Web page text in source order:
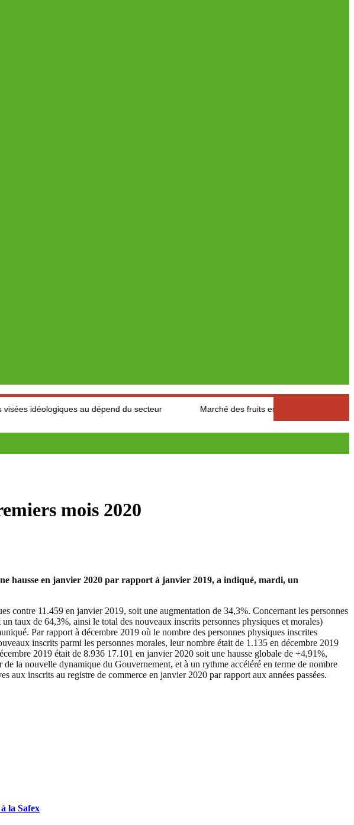
au dépend du secteur Marché des fruits est légumes : Les producteurs des
mois 2020
hausse en janvier 2020 par rapport à janvier 2019, a indiqué, mardi, un
contre 11.459 en janvier 2019, soit une augmentation de 34,3%. Concernant les personnes
taux de 64,3%, ainsi le total des nouveaux inscrits personnes physiques et morales)
Par rapport à décembre 2019 où le nombre des personnes physiques inscrites
inscrits parmi les personnes morales, leur nombre était de 1.135 en décembre 2019
2019 était de 8.936 17.101 en janvier 2020 soit une hausse globale de +4,91%,
la nouvelle dynamique du Gouvernement, et à un rythme accéléré en terme de nombre
aux inscrits au registre de commerce en janvier 2020 par rapport aux années passées.
la Safex